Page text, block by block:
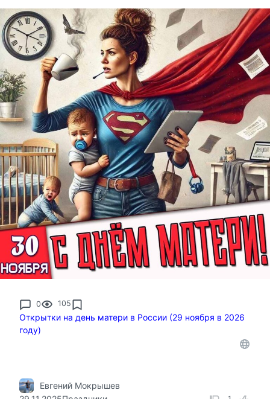
0 105
Открытки на день матери в России (29 ноября в 2026
году)
Евгений Мокрышев